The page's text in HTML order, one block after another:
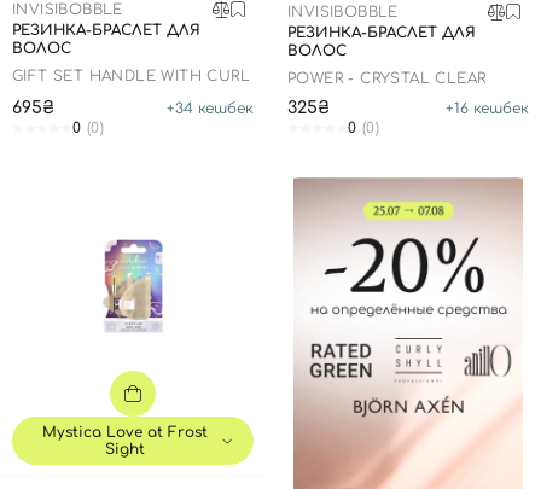
INVISIBOBBLE
РЕЗИНКА-БРАСЛЕТ ДЛЯ
ВОЛОС
GIFT SET HANDLE WITH CURL
695₴ +34 кешбек
0 (0)
INVISIBOBBLE
РЕЗИНКА-БРАСЛЕТ ДЛЯ
ВОЛОС
POWER - CRYSTAL CLEAR
325₴ +16 кешбек
0 (0)
Mystica Love at Frost
Sight